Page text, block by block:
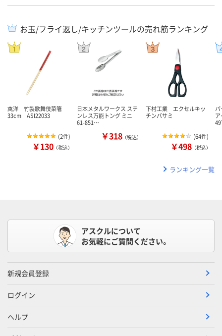
お玉/フライ返し/キッチンツールの売れ筋ランキング
萬洋 竹製歌舞伎菜箸
33cm ASI22033
(2件)
￥130 （税込）
日本メタルワークス ステ
ンレス万能トング ミニ
61-851…
￥318 （税込）
下村工業 エクセルキッ
チンバサミ
(64件)
￥498 （税込）
ランキング一覧
アスクルについて
お気軽にご質問ください。
新規会員登録
ログイン
ヘルプ